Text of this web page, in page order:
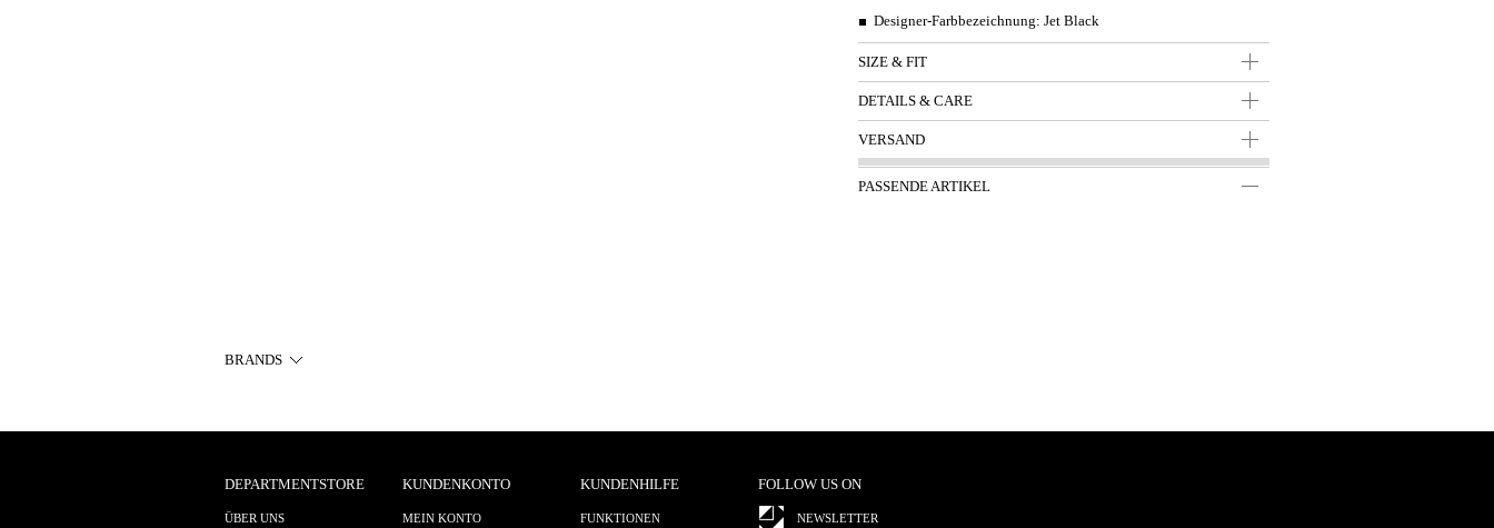
Designer-Farbbezeichnung: Jet Black
SIZE & FIT
DETAILS & CARE
VERSAND
PASSENDE ARTIKEL
BRANDS
DEPARTMENTSTORE
ÜBER UNS
KUNDENKONTO
MEIN KONTO
KUNDENHILFE
FUNKTIONEN
FOLLOW US ON
NEWSLETTER